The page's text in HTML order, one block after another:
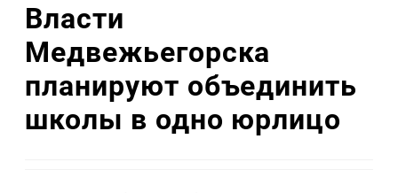
Власти
Медвежьегорска
планируют объединить
школы в одно юрлицо